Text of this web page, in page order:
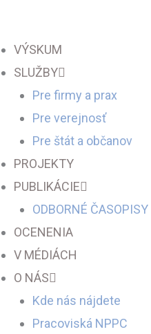
obsah
VÝSKUM
SLUŽBY
Pre firmy a prax
Pre verejnosť
Pre štát a občanov
PROJEKTY
PUBLIKÁCIE
ODBORNÉ ČASOPISY
OCENENIA
V MÉDIÁCH
O NÁS
Kde nás nájdete
Pracoviská NPPC